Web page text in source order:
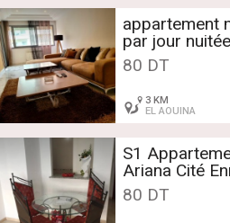
appartement
par jour nuitée
80 DT
3 KM
EL AOUINA
S1 Appartement
Ariana Cité
Jour Tel
80 DT